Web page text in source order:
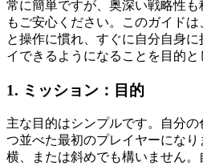
常に簡単ですが、奥深い戦略性
もご安心ください。このガイド
と操作に慣れ、すぐに自分自身
イできるようになることを目的と
1. ミッション：目的
主な目的はシンプルです。自分
つ並べた最初のプレイヤーになり
横、または斜めでも構いません